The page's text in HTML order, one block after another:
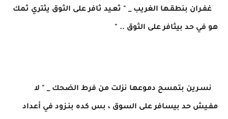
غفـران بنطقـها الغريب _ " ثعـيد ثافر على الثوق يثتري ثمك
هو في حد بيثافر على الثوق .. "
نسـرين بتمسح دموعها نزلت من فرط الضحك _ " لا
مفـيش حد بيسافر على السوق ، بس كده بنـزود في أعداد